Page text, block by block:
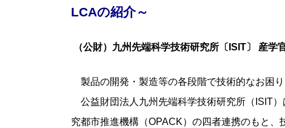
LCAの紹介～
（公財）九州先端科学技術研究所〔ISIT〕 産学
製品の開発・製造等の各段階で技術的なお困
公益財団法人九州先端科学技術研究所（ISIT
究都市推進機構（OPACK）の四者連携のもと